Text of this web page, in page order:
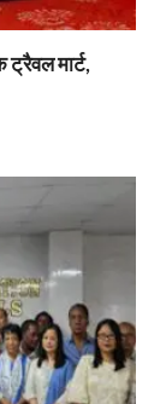
मार्ट,